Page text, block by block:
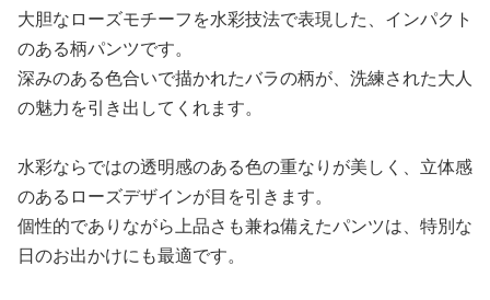
大胆なローズモチーフを水彩技法で表現した、インパクト
のある柄パンツです。
深みのある色合いで描かれたバラの柄が、洗練された大人
の魅力を引き出してくれます。
水彩ならではの透明感のある色の重なりが美しく、立体感
のあるローズデザインが目を引きます。
個性的でありながら上品さも兼ね備えたパンツは、特別な
日のお出かけにも最適です。